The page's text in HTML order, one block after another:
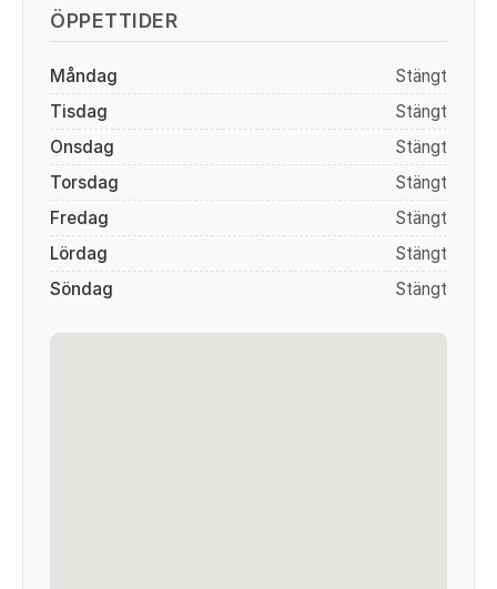
ÖPPETTIDER
Måndag
Stängt
Tisdag
Stängt
Onsdag
Stängt
Torsdag
Stängt
Fredag
Stängt
Lördag
Stängt
Söndag
Stängt